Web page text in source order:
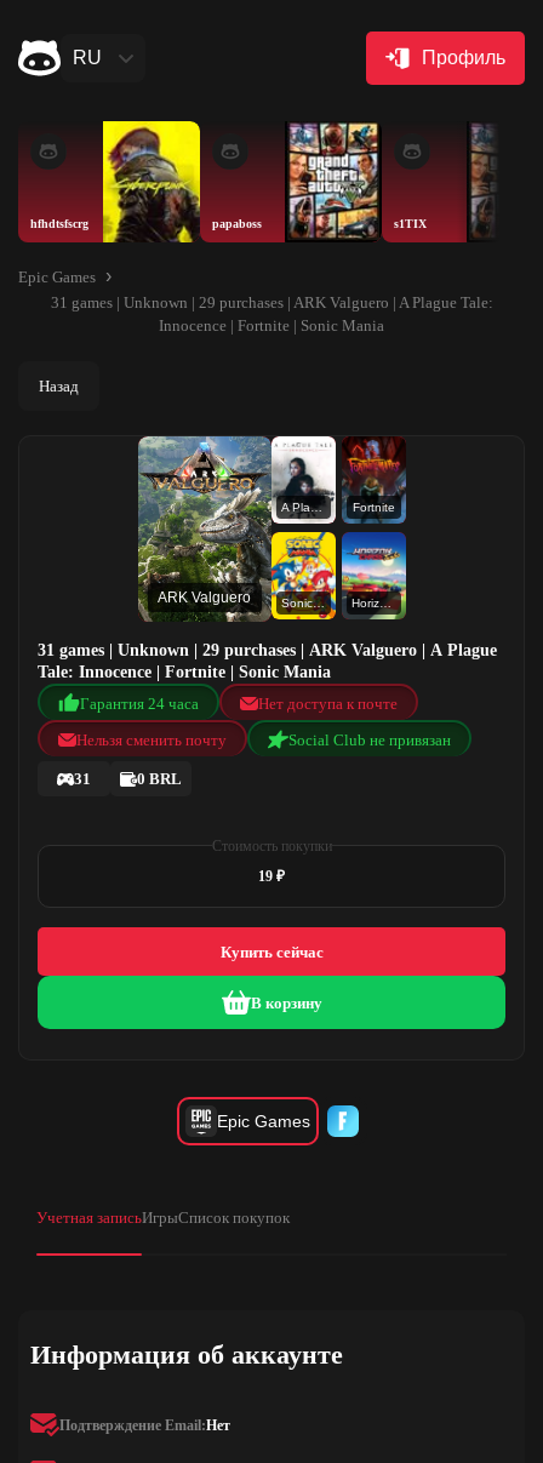
RU Профиль
hfhdtsfscrg papaboss s1TIX
Epic Games
31 games | Unknown | 29 purchases | ARK Valguero | A Plague Tale:
Innocence | Fortnite | Sonic Mania
Назад
ARK Valguero
A Plague Tale: Innocence Fortnite
Sonic Mania Horizon Chase Turbo
31 games | Unknown | 29 purchases | ARK Valguero | A Plague
Tale: Innocence | Fortnite | Sonic Mania
Гарантия 24 часа
Нет доступа к почте
Нельзя сменить почту
Social Club не привязан
31 0 BRL
Стоимость покупки
19 ₽
Купить сейчас
В корзину
Epic Games
Учетная записьИгрыСписок покупок
Информация об аккаунте
Подтверждение Email:Нет